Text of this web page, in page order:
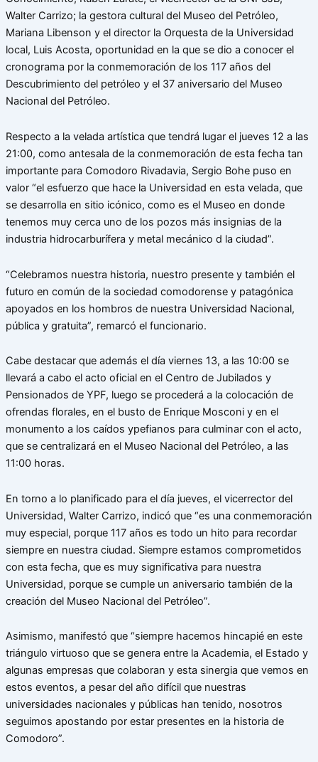
Walter Carrizo; la gestora cultural del Museo del Petróleo,
Mariana Libenson y el director la Orquesta de la Universidad
local, Luis Acosta, oportunidad en la que se dio a conocer el
cronograma por la conmemoración de los 117 años del
Descubrimiento del petróleo y el 37 aniversario del Museo
Nacional del Petróleo.
Respecto a la velada artística que tendrá lugar el jueves 12 a las
21:00, como antesala de la conmemoración de esta fecha tan
importante para Comodoro Rivadavia, Sergio Bohe puso en
valor “el esfuerzo que hace la Universidad en esta velada, que
se desarrolla en sitio icónico, como es el Museo en donde
tenemos muy cerca uno de los pozos más insignias de la
industria hidrocarburífera y metal mecánico d la ciudad”.
“Celebramos nuestra historia, nuestro presente y también el
futuro en común de la sociedad comodorense y patagónica
apoyados en los hombros de nuestra Universidad Nacional,
pública y gratuita”, remarcó el funcionario.
Cabe destacar que además el día viernes 13, a las 10:00 se
llevará a cabo el acto oficial en el Centro de Jubilados y
Pensionados de YPF, luego se procederá a la colocación de
ofrendas florales, en el busto de Enrique Mosconi y en el
monumento a los caídos ypefianos para culminar con el acto,
que se centralizará en el Museo Nacional del Petróleo, a las
11:00 horas.
En torno a lo planificado para el día jueves, el vicerrector del
Universidad, Walter Carrizo, indicó que “es una conmemoración
muy especial, porque 117 años es todo un hito para recordar
siempre en nuestra ciudad. Siempre estamos comprometidos
con esta fecha, que es muy significativa para nuestra
Universidad, porque se cumple un aniversario también de la
creación del Museo Nacional del Petróleo”.
Asimismo, manifestó que “siempre hacemos hincapié en este
triángulo virtuoso que se genera entre la Academia, el Estado y
algunas empresas que colaboran y esta sinergia que vemos en
estos eventos, a pesar del año difícil que nuestras
universidades nacionales y públicas han tenido, nosotros
seguimos apostando por estar presentes en la historia de
Comodoro”.